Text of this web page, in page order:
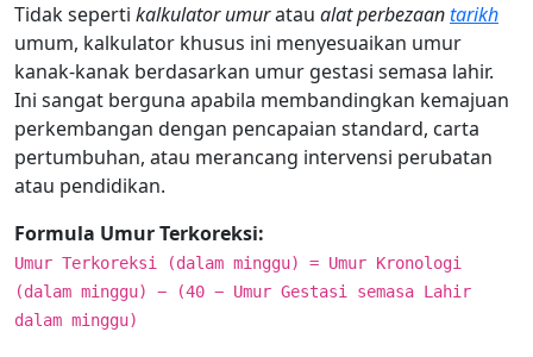
Tidak seperti kalkulator umuratau alat perbezaantarikh
umum, kalkulator khusus ini menyesuaikan umur
kanak-kanak berdasarkan umur gestasi semasa lahir.
Ini sangat berguna apabila membandingkan kemajuan
perkembangan dengan pencapaian standard, carta
pertumbuhan, atau merancang intervensi perubatan
atau pendidikan.
Formula Umur Terkoreksi:
Umur Terkoreksi (dalam minggu) = Umur Kronologi
(dalam minggu) − (40 − Umur Gestasi semasa Lahir
dalam minggu)